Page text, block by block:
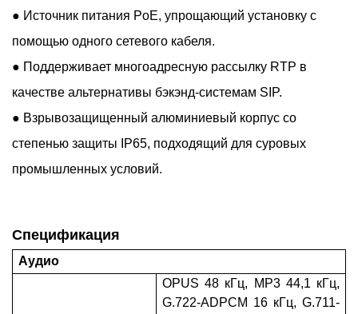
● Источник питания PoE, упрощающий установку с
помощью одного сетевого кабеля.
● Поддерживает многоадресную рассылку RTP в
качестве альтернативы бэкэнд-системам SIP.
● Взрывозащищенный алюминиевый корпус со
степенью защиты IP65, подходящий для суровых
промышленных условий.
Спецификация
Аудио
OPUS 48 кГц, MP3 44,1 кГц,
G.722-ADPCM 16 кГц, G.711-